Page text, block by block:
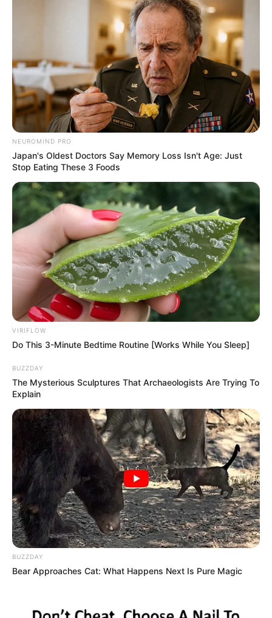
Ambyar! 10 Kalimat Baper
Pakai Bahasa Jawa Ini Bikin
Galau Abis
Fail! 10 Potret Makanan Gagal
Dimasak yang Bikin Kamu
Nggak Selera
10 Pose Manekin Anti
Banget
8 Kata Lucu Seputar Malam
Minggu ala Jomblo yang Bikin
Ngenes
NEUROMIND PRO
Japan's Oldest Doctors Say Memory Loss Isn't Age: Just
Stop Eating These 3 Foods
VIRIFLOW
Do This 3-Minute Bedtime Routine [Works While You Sleep]
BUZZDAY
The Mysterious Sculptures That Archaeologists Are Trying To
Explain
BUZZDAY
Bear Approaches Cat: What Happens Next Is Pure Magic